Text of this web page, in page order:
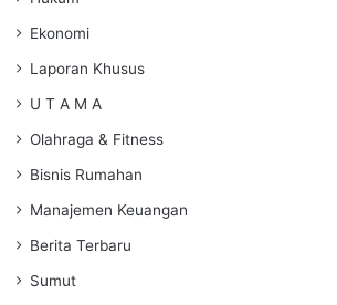
Ekonomi
Laporan Khusus
U T A M A
Olahraga & Fitness
Bisnis Rumahan
Manajemen Keuangan
Berita Terbaru
Sumut